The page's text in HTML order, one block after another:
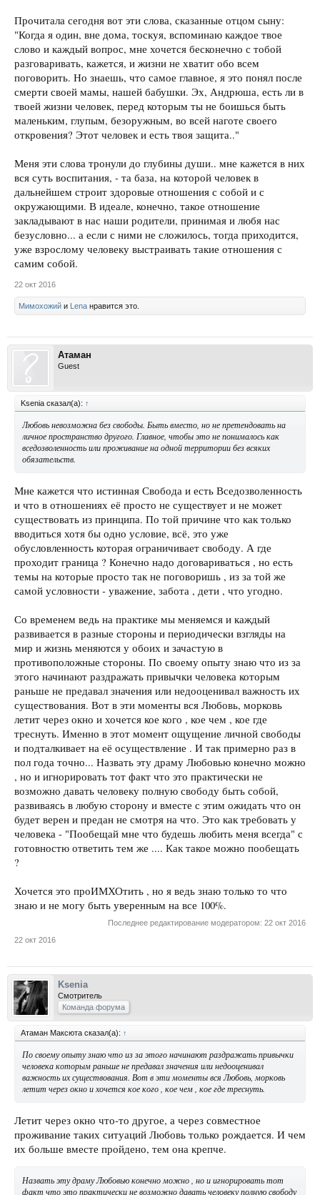
Прочитала сегодня вот эти слова, сказанные отцом сыну:
"Когда я один, вне дома, тоскуя, вспоминаю каждое твое
слово и каждый вопрос, мне хочется бесконечно с тобой
разговаривать, кажется, и жизни не хватит обо всем
поговорить. Но знаешь, что самое главное, я это понял после
смерти своей мамы, нашей бабушки. Эх, Андрюша, есть ли в
твоей жизни человек, перед которым ты не боишься быть
маленьким, глупым, безоружным, во всей наготе своего
откровения? Этот человек и есть твоя защита.."
Меня эти слова тронули до глубины души.. мне кажется в них
вся суть воспитания, - та база, на которой человек в
дальнейшем строит здоровые отношения с собой и с
окружающими. В идеале, конечно, такое отношение
закладывают в нас наши родители, принимая и любя нас
безусловно... а если с ними не сложилось, тогда приходится,
уже взрослому человеку выстраивать такие отношения с
самим собой.
22 окт 2016
Мимохожий и Lena нравится это.
Атаман
Guest
Ksenia сказал(а): ↑
Любовь невозможна без свободы. Быть вместо, но не претендовать на
личное пространство другого. Главное, чтобы это не понималось как
вседозволенность или проживание на одной территории без всяких
обязательств.
Мне кажется что истинная Свобода и есть Вседозволенность
и что в отношениях её просто не существует и не может
существовать из принципа. По той причине что как только
вводиться хотя бы одно условие, всё, это уже
обусловленность которая ограничивает свободу. А где
проходит граница ? Конечно надо договариваться , но есть
темы на которые просто так не поговоришь , из за той же
самой условности - уважение, забота , дети , что угодно.
Со временем ведь на практике мы меняемся и каждый
развивается в разные стороны и периодически взгляды на
мир и жизнь меняются у обоих и зачастую в
противоположные стороны. По своему опыту знаю что из за
этого начинают раздражать привычки человека которым
раньше не предавал значения или недооценивал важность их
существования. Вот в эти моменты вся Любовь, морковь
летит через окно и хочется кое кого , кое чем , кое где
треснуть. Именно в этот момент ощущение личной свободы
и подталкивает на её осуществление . И так примерно раз в
пол года точно... Назвать эту драму Любовью конечно можно
, но и игнорировать тот факт что это практически не
возможно давать человеку полную свободу быть собой,
развиваясь в любую сторону и вместе с этим ожидать что он
будет верен и предан не смотря на что. Это как требовать у
человека - "Пообещай мне что будешь любить меня всегда" с
готовностю ответить тем же .... Как такое можно пообещать
?
Хочется это проИМХОтить , но я ведь знаю только то что
знаю и не могу быть уверенным на все 100%.
Последнее редактирование модератором: 22 окт 2016
22 окт 2016
Ksenia
Смотритель
Команда форума
Атаман Максюта сказал(а): ↑
По своему опыту знаю что из за этого начинают раздражать привычки
человека которым раньше не предавал значения или недооценивал
важность их существования. Вот в эти моменты вся Любовь, морковь
летит через окно и хочется кое кого , кое чем , кое где треснуть.
Летит через окно что-то другое, а через совместное
проживание таких ситуаций Любовь только рождается. И чем
их больше вместе пройдено, тем она крепче.
Назвать эту драму Любовью конечно можно , но и игнорировать тот
факт что это практически не возможно давать человеку полную свободу